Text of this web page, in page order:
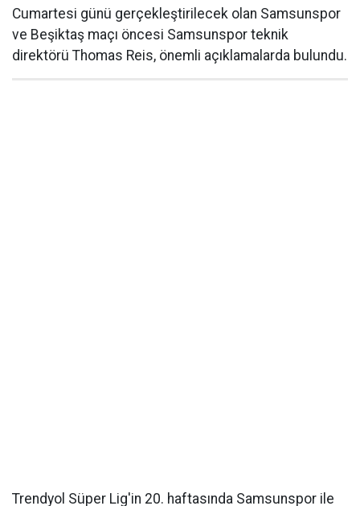
Cumartesi günü gerçekleştirilecek olan Samsunspor
ve Beşiktaş maçı öncesi Samsunspor teknik
direktörü Thomas Reis, önemli açıklamalarda bulundu.
Trendyol Süper Lig'in 20. haftasında Samsunspor ile